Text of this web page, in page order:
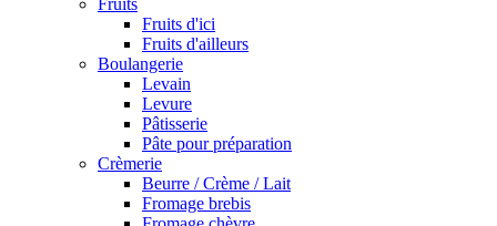
Fruits
Fruits d'ici
Fruits d'ailleurs
Boulangerie
Levain
Levure
Pâtisserie
Pâte pour préparation
Crèmerie
Beurre / Crème / Lait
Fromage brebis